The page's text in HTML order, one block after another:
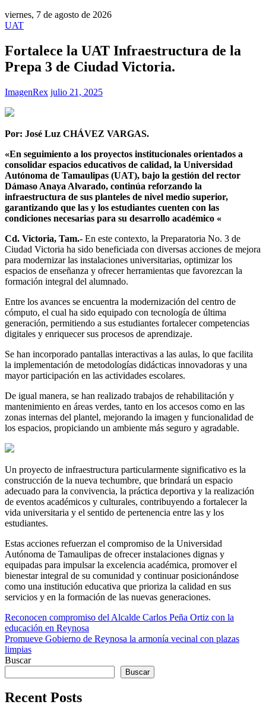
viernes, 7 de agosto de 2026
UAT
Fortalece la UAT Infraestructura de la
Prepa 3 de Ciudad Victoria.
ImagenRex julio 21, 2025
Por: José Luz CHÁVEZ VARGAS.
«En seguimiento a los proyectos institucionales orientados a
consolidar espacios educativos de calidad, la Universidad
Autónoma de Tamaulipas (UAT), bajo la gestión del rector
Dámaso Anaya Alvarado, continúa reforzando la
infraestructura de sus planteles de nivel medio superior,
garantizando que las y los estudiantes cuenten con las
condiciones necesarias para su desarrollo académico «
​Cd. Victoria, Tam.- En este contexto, la Preparatoria No. 3 de
Ciudad Victoria ha sido beneficiada con diversas acciones de mejora
para modernizar las instalaciones universitarias, optimizar los
espacios de enseñanza y ofrecer herramientas que favorezcan la
formación integral del alumnado.
Entre los avances se encuentra la modernización del centro de
cómputo, el cual ha sido equipado con tecnología de última
generación, permitiendo a sus estudiantes fortalecer competencias
digitales y enriquecer sus procesos de aprendizaje.
Se han incorporado pantallas interactivas a las aulas, lo que facilita
la implementación de metodologías didácticas innovadoras y una
mayor participación en las actividades escolares.
De igual manera, se han realizado trabajos de rehabilitación y
mantenimiento en áreas verdes, tanto en los accesos como en las
zonas internas del plantel, mejorando la imagen y funcionalidad de
los espacios, propiciando un ambiente más seguro y agradable.
Un proyecto de infraestructura particularmente significativo es la
construcción de la nueva techumbre, que brindará un espacio
adecuado para la convivencia, la práctica deportiva y la realización
de eventos académicos y culturales, contribuyendo a fortalecer la
vida universitaria y el sentido de pertenencia entre las y los
estudiantes.
Estas acciones refuerzan el compromiso de la Universidad
Autónoma de Tamaulipas de ofrecer instalaciones dignas y
equipadas para impulsar la excelencia académica, promover el
bienestar integral de su comunidad y continuar posicionándose
como una institución educativa que prioriza la calidad en sus
servicios y en la formación de las nuevas generaciones.
Navegación
de
entradas
Reconocen compromiso del Alcalde Carlos Peña Ortiz con la
educación en Reynosa
Promueve Gobierno de Reynosa la armonía vecinal con plazas
limpias
Buscar
Buscar
Recent Posts